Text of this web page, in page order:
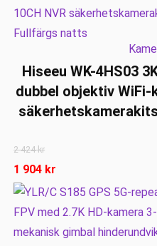
Hiseeu WK-4HS03
dubbel objektiv WiFi-
2 424kr
1 904 kr